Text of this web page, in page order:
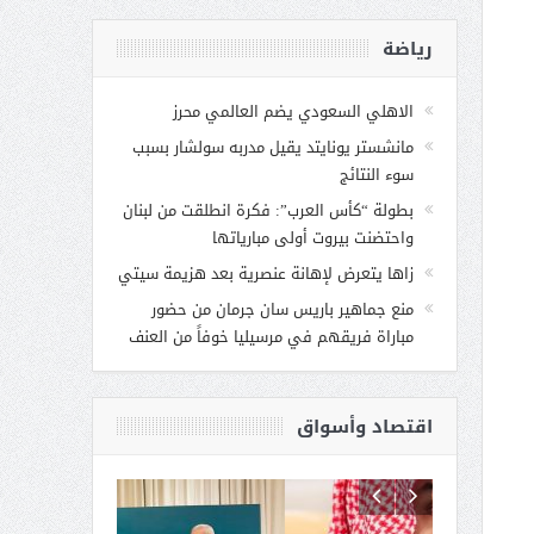
الاهلي السعودي يضم العالمي محرز
مانشستر يونايتد يقيل مدربه سولشار بسبب
سوء النتائج
بطولة “كأس العرب”: فكرة انطلقت من لبنان
واحتضنت بيروت أولى مبارياتها
زاها يتعرض لإهانة عنصرية بعد هزيمة سيتي
منع جماهير باريس سان جرمان من حضور
مباراة فريقهم في مرسيليا خوفاً من العنف